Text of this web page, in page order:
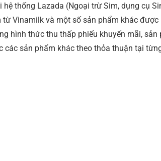
thống Lazada (Ngoại trừ Sim, dụng cụ
Vinamilk và một số sản phẩm khác được
hình thức thu thấp phiếu khuyến mãi, sản
sản phẩm khác theo thỏa thuận tại